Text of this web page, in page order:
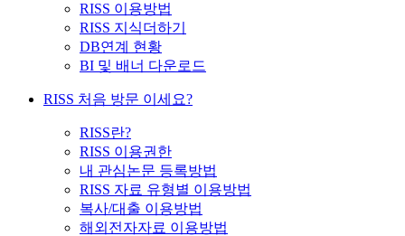
RISS 이용방법
RISS 지식더하기
DB연계 현황
BI 및 배너 다운로드
RISS 처음 방문 이세요?
RISS란?
RISS 이용권한
내 관심논문 등록방법
RISS 자료 유형별 이용방법
복사/대출 이용방법
해외전자자료 이용방법